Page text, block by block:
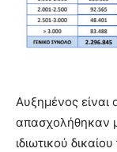
Αυξημένος
απασχολήθηκαν
ιδιωτικού